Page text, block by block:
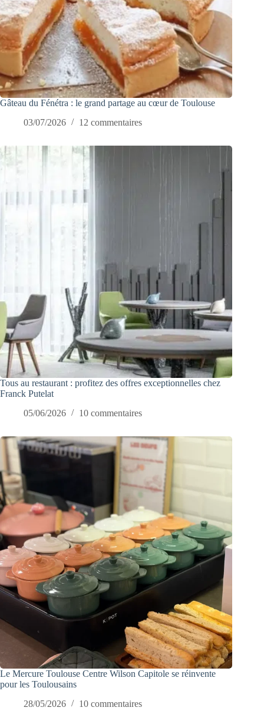
Gâteau du Fénétra : le grand partage au cœur de Toulouse
03/07/2026
12 commentaires
Tous au restaurant : profitez des offres exceptionnelles chez
Franck Putelat
05/06/2026
10 commentaires
Le Mercure Toulouse Centre Wilson Capitole se réinvente
pour les Toulousains
28/05/2026
10 commentaires